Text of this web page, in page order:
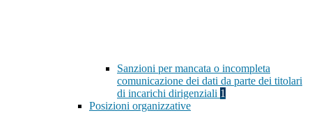
Sanzioni per mancata o incompleta
comunicazione dei dati da parte dei titolari
di incarichi dirigenziali 1
Posizioni organizzative